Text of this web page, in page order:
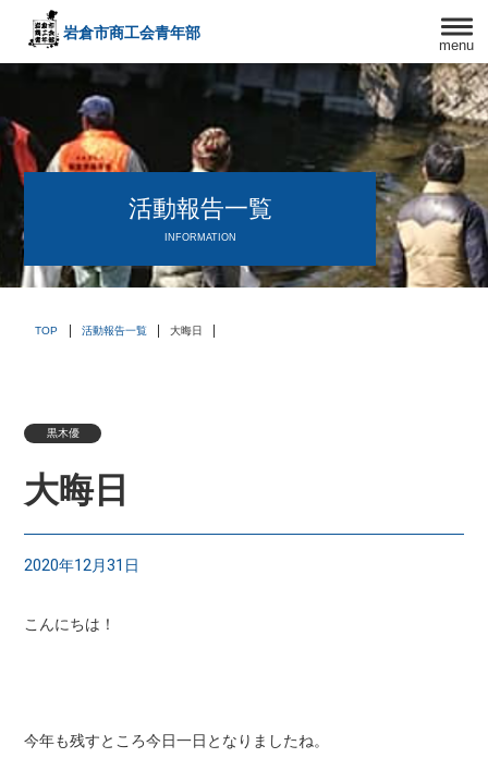
menu
岩倉市商工会青年部
〒482－0042
愛知県岩倉市中本町西出口31-1
TEL:0587-66-3400
FAX:0587-66-3417
頑張る中小企業を応援します！
活動報告一覧
INFORMATION
TOP 活動報告一覧 大晦日
黒木優
大晦日
2020年12月31日
こんにちは！
今年も残すところ今日一日となりましたね。